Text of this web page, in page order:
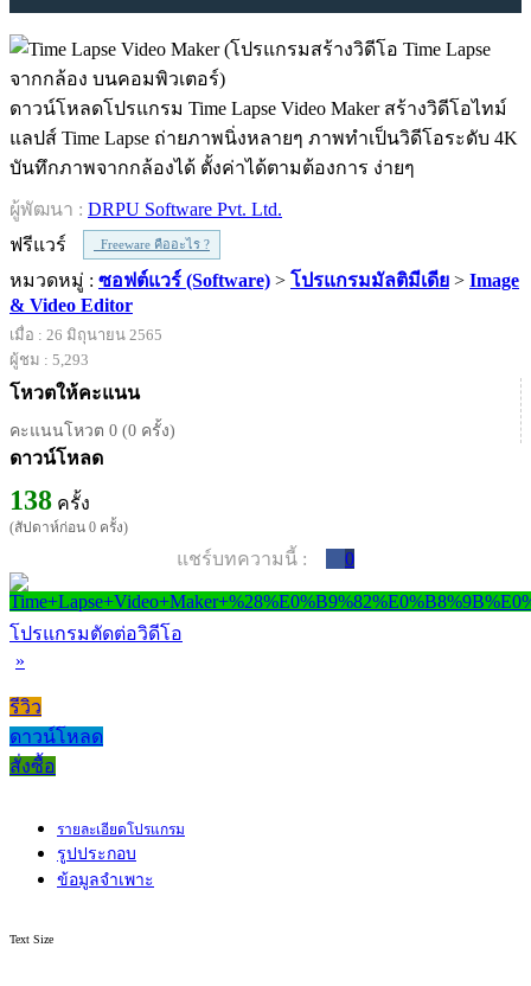
ดาวน์โหลดโปรแกรม Time Lapse Video Maker สร้างวิดีโอไทม์
แลปส์ Time Lapse ถ่ายภาพนิ่งหลายๆ ภาพทำเป็นวิดีโอระดับ 4K
บันทึกภาพจากกล้องได้ ตั้งค่าได้ตามต้องการ ง่ายๆ
ผู้พัฒนา : DRPU Software Pvt. Ltd.
ฟรีแวร์
Freeware คืออะไร ?
หมวดหมู่ : ซอฟต์แวร์ (Software) > โปรแกรมมัลติมีเดีย > Image
& Video Editor
เมื่อ : 26 มิถุนายน 2565
ผู้ชม : 5,293
โหวตให้คะแนน
คะแนนโหวต 0 (0 ครั้ง)
ดาวน์โหลด
138 ครั้ง
(สัปดาห์ก่อน 0 ครั้ง)
แชร์บทความนี้ : 0
โปรแกรมตัดต่อวิดีโอ
»
รีวิว
ดาวน์โหลด
สั่งซื้อ
รายละเอียดโปรแกรม
รูปประกอบ
ข้อมูลจำเพาะ
Text Size